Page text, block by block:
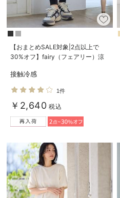
【おまとめSALE対象|2点以上で
30%オフ】fairy（フェアリー）涼
ティ・産後【出産後も長く使える】
接触冷感
1件
￥2,640 税込